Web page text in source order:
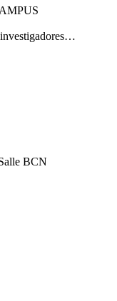
investigadores…
BCN